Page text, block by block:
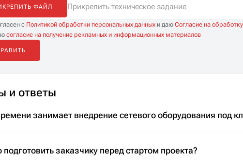
ФАЙЛ Прикрепить техническое задание
с Политикой обработки персональных данных и даюСогласие на
согласие на получение рекламных и информационных материалов
и ответы
занимает внедрение сетевого оборудования под
заказчику перед стартом проекта?